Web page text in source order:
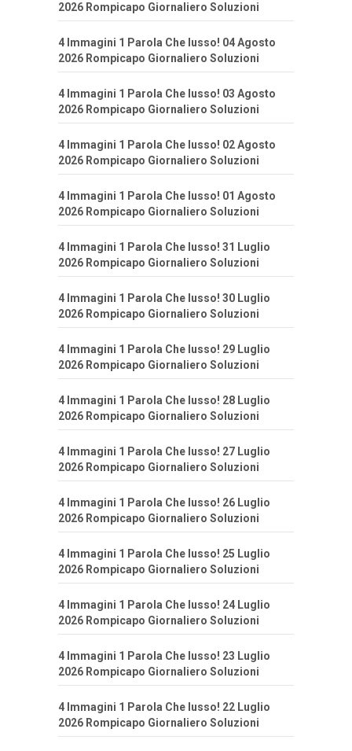
2026 Rompicapo Giornaliero Soluzioni
4 Immagini 1 Parola Che lusso! 04 Agosto
2026 Rompicapo Giornaliero Soluzioni
4 Immagini 1 Parola Che lusso! 03 Agosto
2026 Rompicapo Giornaliero Soluzioni
4 Immagini 1 Parola Che lusso! 02 Agosto
2026 Rompicapo Giornaliero Soluzioni
4 Immagini 1 Parola Che lusso! 01 Agosto
2026 Rompicapo Giornaliero Soluzioni
4 Immagini 1 Parola Che lusso! 31 Luglio
2026 Rompicapo Giornaliero Soluzioni
4 Immagini 1 Parola Che lusso! 30 Luglio
2026 Rompicapo Giornaliero Soluzioni
4 Immagini 1 Parola Che lusso! 29 Luglio
2026 Rompicapo Giornaliero Soluzioni
4 Immagini 1 Parola Che lusso! 28 Luglio
2026 Rompicapo Giornaliero Soluzioni
4 Immagini 1 Parola Che lusso! 27 Luglio
2026 Rompicapo Giornaliero Soluzioni
4 Immagini 1 Parola Che lusso! 26 Luglio
2026 Rompicapo Giornaliero Soluzioni
4 Immagini 1 Parola Che lusso! 25 Luglio
2026 Rompicapo Giornaliero Soluzioni
4 Immagini 1 Parola Che lusso! 24 Luglio
2026 Rompicapo Giornaliero Soluzioni
4 Immagini 1 Parola Che lusso! 23 Luglio
2026 Rompicapo Giornaliero Soluzioni
4 Immagini 1 Parola Che lusso! 22 Luglio
2026 Rompicapo Giornaliero Soluzioni